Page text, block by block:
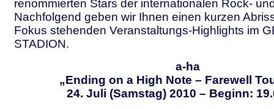
renommierten Stars der internationalen Rock-
Nachfolgend geben wir Ihnen einen kurzen
Fokus stehenden Veranstaltungs-Highlights im
STADION.
a-ha
„Ending on a High Note – Farewell
24. Juli (Samstag) 2010 – Beginn: